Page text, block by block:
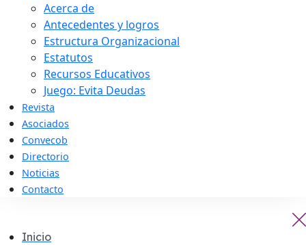
Acerca de
Antecedentes y logros
Estructura Organizacional
Estatutos
Recursos Educativos
Juego: Evita Deudas
Revista
Asociados
Convecob
Directorio
Noticias
Contacto
Inicio